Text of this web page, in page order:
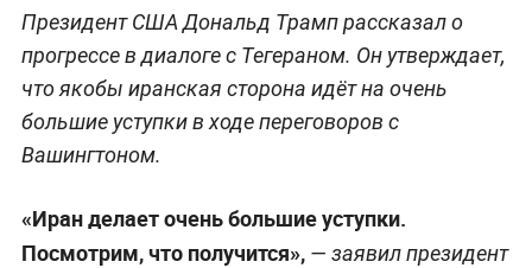
Президент США Дональд Трамп рассказал о
прогрессе в диалоге с Тегераном. Он утверждает,
что якобы иранская сторона идёт на очень
большие уступки в ходе переговоров с
Вашингтоном.
«Иран делает очень большие уступки.
Посмотрим, что получится»,— заявил президент